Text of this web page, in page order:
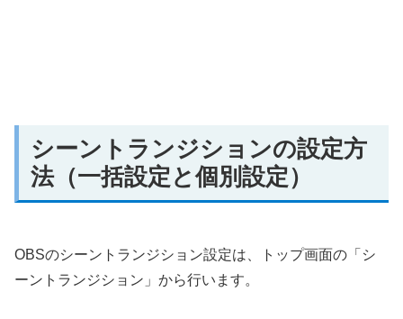
シーントランジションの設定方
法（一括設定と個別設定）
OBSのシーントランジション設定は、トップ画面の「シ
ーントランジション」から行います。